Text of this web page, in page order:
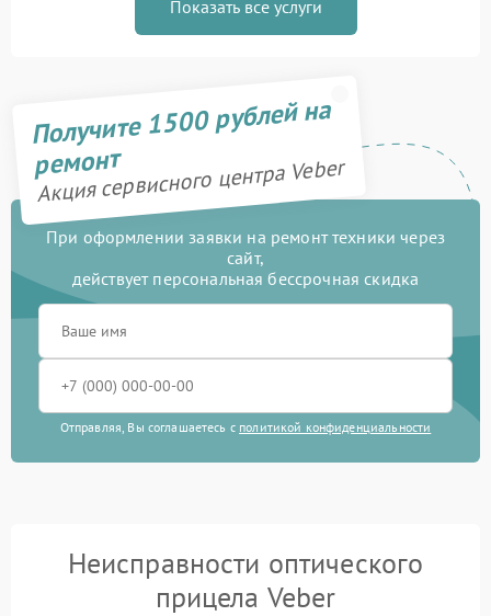
Показать все услуги
Получите 1500 рублей на
ремонт
Акция сервисного центра Veber
При оформлении заявки на ремонт техники через
сайт,
действует персональная бессрочная скидка
Отправляя, Вы соглашаетесь с политикой конфиденциальности
Неисправности оптического
прицела Veber